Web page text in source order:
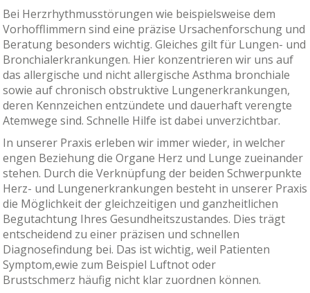
Bei Herzrhythmusstörungen wie beispielsweise dem
Vorhofflimmern sind eine präzise Ursachenforschung und
Beratung besonders wichtig. Gleiches gilt für Lungen- und
Bronchialerkrankungen. Hier konzentrieren wir uns auf
das allergische und nicht allergische Asthma bronchiale
sowie auf chronisch obstruktive Lungenerkrankungen,
deren Kennzeichen entzündete und dauerhaft verengte
Atemwege sind. Schnelle Hilfe ist dabei unverzichtbar.
In unserer Praxis erleben wir immer wieder, in welcher
engen Beziehung die Organe Herz und Lunge zueinander
stehen. Durch die Verknüpfung der beiden Schwerpunkte
Herz- und Lungenerkrankungen besteht in unserer Praxis
die Möglichkeit der gleichzeitigen und ganzheitlichen
Begutachtung Ihres Gesundheitszustandes. Dies trägt
entscheidend zu einer präzisen und schnellen
Diagnosefindung bei. Das ist wichtig, weil Patienten
Symptom,ewie zum Beispiel Luftnot oder
Brustschmerz häufig nicht klar zuordnen können.